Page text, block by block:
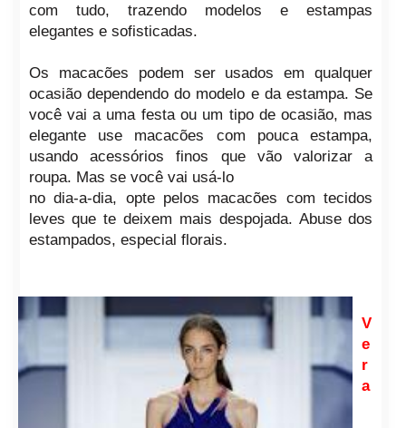
com tudo, trazendo modelos e estampas
elegantes e sofisticadas.
Os macacões podem ser usados em qualquer
ocasião dependendo do modelo e da estampa. Se
você vai a uma festa ou um tipo de ocasião, mas
elegante use macacões com pouca estampa,
usando acessórios finos que vão valorizar a
roupa. Mas se você vai usá-lo
no dia-a-dia, opte pelos macacões com tecidos
leves que te deixem mais despojada. Abuse dos
estampados, especial florais.
V
e
r
a